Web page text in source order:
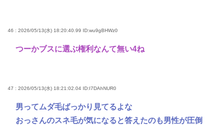
46 : 2026/05/13(水) 18:20:40.99 ID:wu9gBHWz0
つーかブスに選ぶ権利なんて無い4ね
47 : 2026/05/13(水) 18:21:02.04 ID:I7DAhNUR0
男ってムダ毛ばっかり見てるよな
おっさんのスネ毛が気になると答えたのも男性が圧倒